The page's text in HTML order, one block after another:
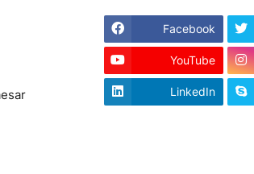
Facebook
YouTube
LinkedIn